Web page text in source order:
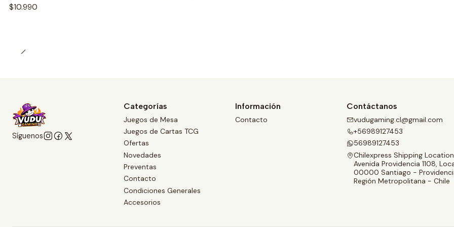
$10.990
Síguenos
Categorías
Juegos de Mesa
Juegos de Cartas TCG
Ofertas
Novedades
Preventas
Contacto
Condiciones Generales
Accesorios
Información
Contacto
Contáctanos
vudugaming.cl@gmail.com
+56989127453
56989127453
Chilexpress Shipping Location
Avenida Providencia 1108,
00000 Santiago -
Región Metropolitana - Chile